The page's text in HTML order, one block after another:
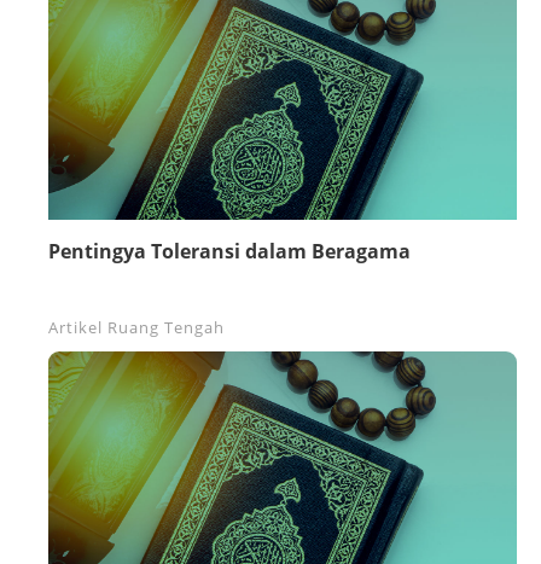
Pentingya Toleransi dalam Beragama
Artikel Ruang Tengah